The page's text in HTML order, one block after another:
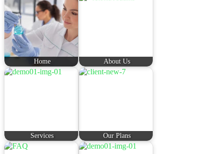
Home About Us
Services Our Plans